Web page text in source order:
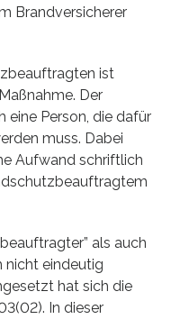
Brandversicherer
ist
Der
Person, die dafür
muss. Dabei
Aufwand schriftlich
als auch
nicht eindeutig
hat sich die
In dieser